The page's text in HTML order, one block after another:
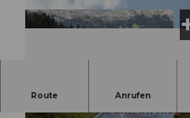
Route Anrufen
Spass für die ganze
langen Rodelbahn im